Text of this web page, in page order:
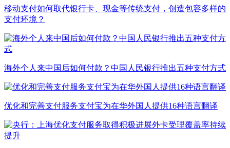
移动支付如何取代银行卡、现金等传统支付，创造包容多样的
支付环境？
海外个人来中国后如何付款？中国人民银行推出五种支付方式
优化和完善支付服务支付宝为在华外国人提供16种语言翻译